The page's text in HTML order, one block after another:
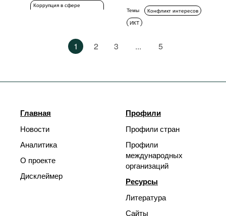
Коррупция в сфере
Темы
Конфликт интересов
ИКТ
1 2 3 ... 5
Главная
Новости
Аналитика
О проекте
Дисклеймер
Профили
Профили стран
Профили
международных
организаций
Ресурсы
Литература
Сайты